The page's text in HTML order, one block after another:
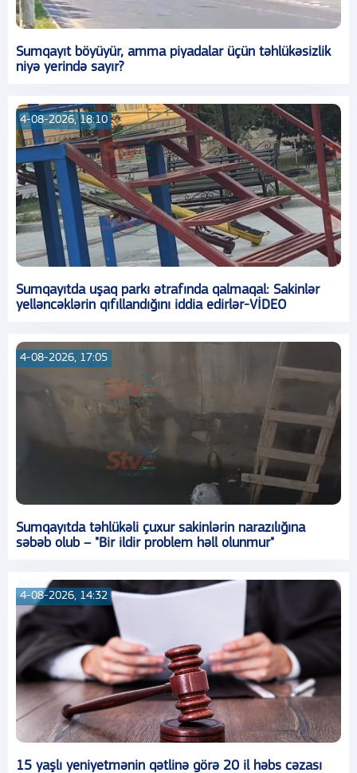
Sumqayıt böyüyür, amma piyadalar üçün təhlükəsizlik
niyə yerində sayır?
4-08-2026, 18:10
Sumqayıtda uşaq parkı ətrafında qalmaqal: Sakinlər
yelləncəklərin qıfıllandığını iddia edirlər-VİDEO
4-08-2026, 17:05
Sumqayıtda təhlükəli çuxur sakinlərin narazılığına
səbəb olub – "Bir ildir problem həll olunmur"
4-08-2026, 14:32
15 yaşlı yeniyetmənin qətlinə görə 20 il həbs cəzası